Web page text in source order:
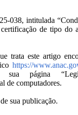
038, intitulada
de tipo do
trata este artigo
https://
página
de computadores.
sua publicação.